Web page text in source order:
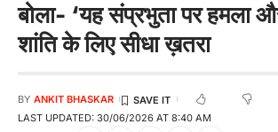
बोला- ‘यह संप्रभुता पर हमला
शांति के लिए सीधा ख़तरा
LAST UPDATED: 30/06/2026 AT 8:40 AM
BY ANKIT BHASKAR